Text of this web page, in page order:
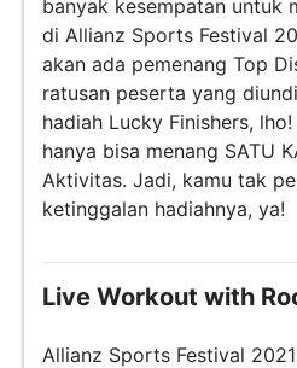
banyak kesempatan untuk
di Allianz Sports Festival
akan ada pemenang Top
ratusan peserta yang
hadiah Lucky Finishers,
hanya bisa menang SATU
Aktivitas. Jadi, kamu tak
ketinggalan hadiahnya, ya!
Live Workout with
Allianz Sports Festival